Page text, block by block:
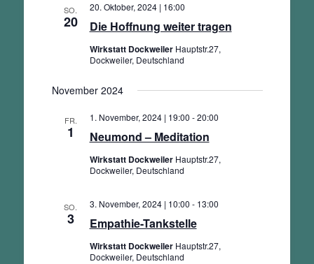
SO.
20 Die Hoffnung weiter tragen
20. Oktober, 2024 | 16:00
Wirkstatt Dockweiler Hauptstr.27,
Dockweiler, Deutschland
November 2024
FR.
1 Neumond – Meditation
1. November, 2024 | 19:00 -20:00
Wirkstatt Dockweiler Hauptstr.27,
Dockweiler, Deutschland
SO.
3 Empathie-Tankstelle
3. November, 2024 | 10:00 - 13:00
Wirkstatt Dockweiler Hauptstr.27,
Dockweiler, Deutschland